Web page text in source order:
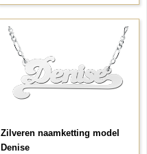
Zilveren naamketting model
Denise